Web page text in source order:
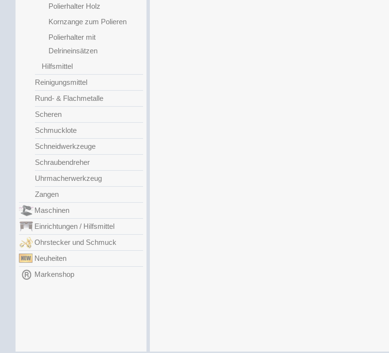
Polierhalter Holz
Kornzange zum Polieren
Polierhalter mit
Delrineinsätzen
Hilfsmittel
Reinigungsmittel
Rund- & Flachmetalle
Scheren
Schmucklote
Schneidwerkzeuge
Schraubendreher
Uhrmacherwerkzeug
Zangen
Maschinen
Einrichtungen / Hilfsmittel
Ohrstecker und Schmuck
Neuheiten
Markenshop